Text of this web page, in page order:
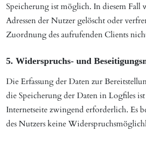
Speicherung ist möglich. In diesem Fall
Adressen der Nutzer gelöscht oder
Zuordnung des aufrufenden Clients
5. Widerspruchs- und
Die Erfassung der Daten zur
die Speicherung der Daten in Logfiles
Internetseite zwingend erforderlich. Es
des Nutzers keine